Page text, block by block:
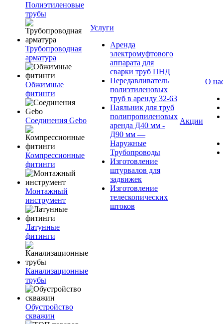
Полиэтиленовые
трубы
Трубопроводная
арматура
Обжимные
фитинги
Соединения Gebo
Компрессионные
фитинги
Монтажный
инструмент
Латунные
фитинги
Канализационные
трубы
Обустройство
скважин
Услуги
Аренда
электромуфтового
аппарата для
сварки труб ПНД
Передавливатель
полиэтиленовых
труб в аренду 32-63
Паяльник для труб
полипропиленовых
аренда Д40 мм -
Д90 мм —
Наружные
Трубопроводы
Изготовление
штурвалов для
задвижек
Изготовление
телескопических
штоков
Акции
О